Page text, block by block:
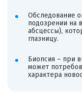
Обследование
подозрении на
абсцессы),
глазницу.
Биопсия – при
может
характера